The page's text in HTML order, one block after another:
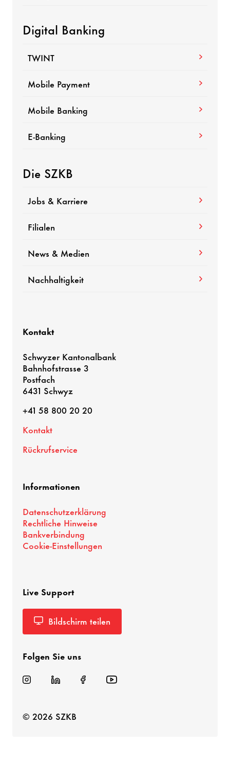
Digital Banking
TWINT
Mobile Payment
Mobile Banking
E-Banking
Die SZKB
Jobs & Karriere
Filialen
News & Medien
Nachhaltigkeit
Kontakt
Schwyzer Kantonalbank
Bahnhofstrasse 3
Postfach
6431 Schwyz
+41 58 800 20 20
Kontakt
Rückrufservice
Informationen
Datenschutzerklärung
Rechtliche Hinweise
Bankverbindung
Cookie-Einstellungen
Live Support
Bildschirm teilen
Folgen Sie uns
© 2026 SZKB